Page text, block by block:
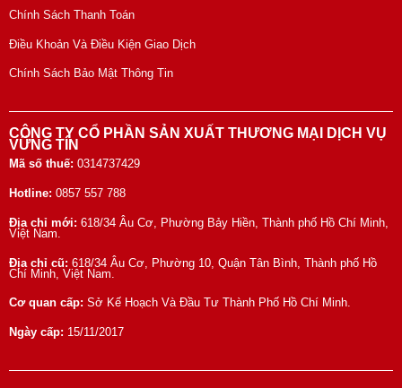
Chính Sách Thanh Toán
Điều Khoản Và Điều Kiện Giao Dịch
Chính Sách Bảo Mật Thông Tin
CÔNG TY CỔ PHẦN SẢN XUẤT THƯƠNG MẠI DỊCH VỤ
VỮNG TÍN
Mã số thuế: 0314737429
Hotline: 0857 557 788
Địa chỉ mới: 618/34 Âu Cơ, Phường Bảy Hiền, Thành phố Hồ Chí Minh,
Việt Nam.
Địa chỉ cũ: 618/34 Âu Cơ, Phường 10, Quận Tân Bình, Thành phố Hồ
Chí Minh, Việt Nam.
Cơ quan cấp: Sở Kế Hoạch Và Đầu Tư Thành Phố Hồ Chí Minh.
Ngày cấp: 15/11/2017